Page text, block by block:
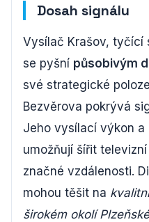
Dosah signálu
Vysílač Krašov, tyčící
se pyšní působivým
své strategické
Bezvěrova pokrývá
Jeho vysílací výkon a
umožňují šířit
značné vzdálenosti.
mohou těšit na
širokém okolí